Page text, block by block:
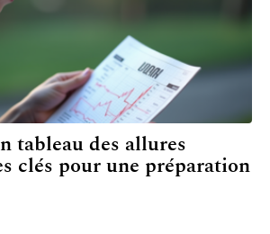
tableau des allures
clés pour une préparation